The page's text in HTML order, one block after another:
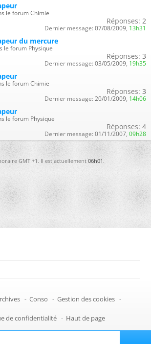
le forum Chimie
Réponses: 2
Dernier message: 07/08/2009, 13h31
du mercure
le forum Physique
Réponses: 3
Dernier message: 03/05/2009, 19h35
le forum Chimie
Réponses: 3
Dernier message: 20/01/2009, 14h06
le forum Physique
Réponses: 4
Dernier message: 01/11/2007, 09h28
GMT +1. Il est actuellement06h01.
- Conso - Gestion des cookies -
de confidentialité - Haut de page